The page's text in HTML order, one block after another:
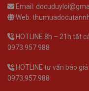
Email:
Web:
HOTLINE 8h – 21h tất
0973.957.988
HOTLINE tư vấn báo
0973.957.988